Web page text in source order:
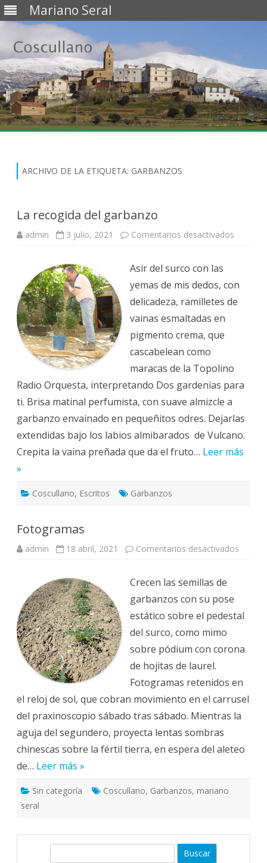
Mariano Seral
ARCHIVO DE LA ETIQUETA: GARBANZOS
La recogida del garbanzo
admin 3 julio, 2021 Comentarios desactivados
c
g
b
o
Asir del surco con las
yemas de mis dedos, con
delicadeza, ramilletes de
vainas esmaltadas en
pigmento crema, que
cascabelean como
maracas de la Topolino
Radio Orquesta, interpretando Dos gardenias para
ti. Brisa matinal perfumista, con suave almizcle a
garbanzo envainado en pequeñitos odres. Dejarlas
extendidas bajo los labios almibarados de Vulcano.
Crepita la vaina preñada que da el fruto… Leer más
»
Coscullano, Escritos Garbanzos
Fotogramas
admin 18 abril, 2021 Comentarios desactivados
a
Crecen las semillas de
garbanzos con su pose
estático sobre el pedestal
del surco, como mimo
sobre pódium con corona
de hojitas de laurel.
Fotogramas retenidos en
el reloj de sol, que cobran movimiento en el carrusel
del praxinoscopio sábado tras sábado. Mientras la
aguja del segundero, proyecta lentas sombras
chinescas sobre la fértil tierra, en espera del aleteo
de… Leer más »
Sin categoría Coscullano, Garbanzos, mariano
seral